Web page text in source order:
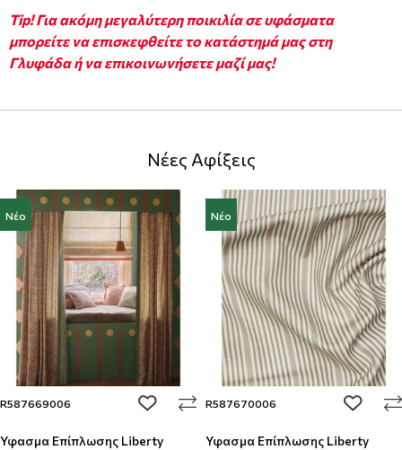
Tip! Για ακόμη μεγαλύτερη ποικιλία σε υφάσματα
μπορείτε να επισκεφθείτε το κατάστημά μας στη
Γλυφάδα ή να επικοινωνήσετε μαζί μας!
Νέες Αφίξεις
Νέο
R587669006 add to wishlist
Ύφασμα Επίπλωσης Liberty
Νέο
R587670006 add to
Ύφασμα Επίπλωσης Liberty